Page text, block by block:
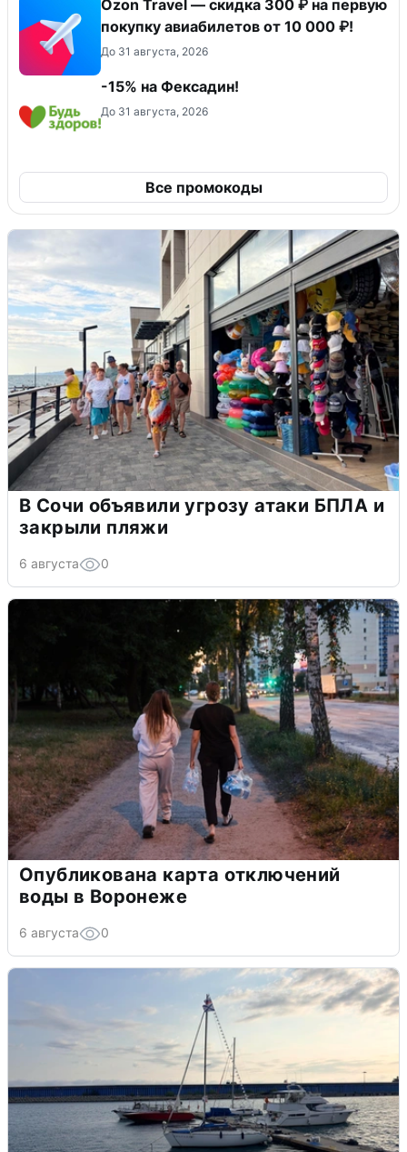
Ozon Travel — скидка 300 ₽ на первую
покупку авиабилетов от 10 000 ₽!
До 31 августа, 2026
-15% на Фексадин!
До 31 августа, 2026
Все промокоды
В Сочи объявили угрозу атаки БПЛА и
закрыли пляжи
6 августа 0
Опубликована карта отключений
воды в Воронеже
6 августа 0